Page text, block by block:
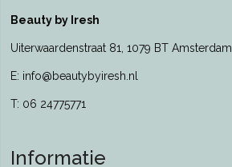
Beauty by Iresh
Uiterwaardenstraat 81, 1079 BT Amsterdam
E: info@beautybyiresh.nl
T: 06 24775771
Informatie